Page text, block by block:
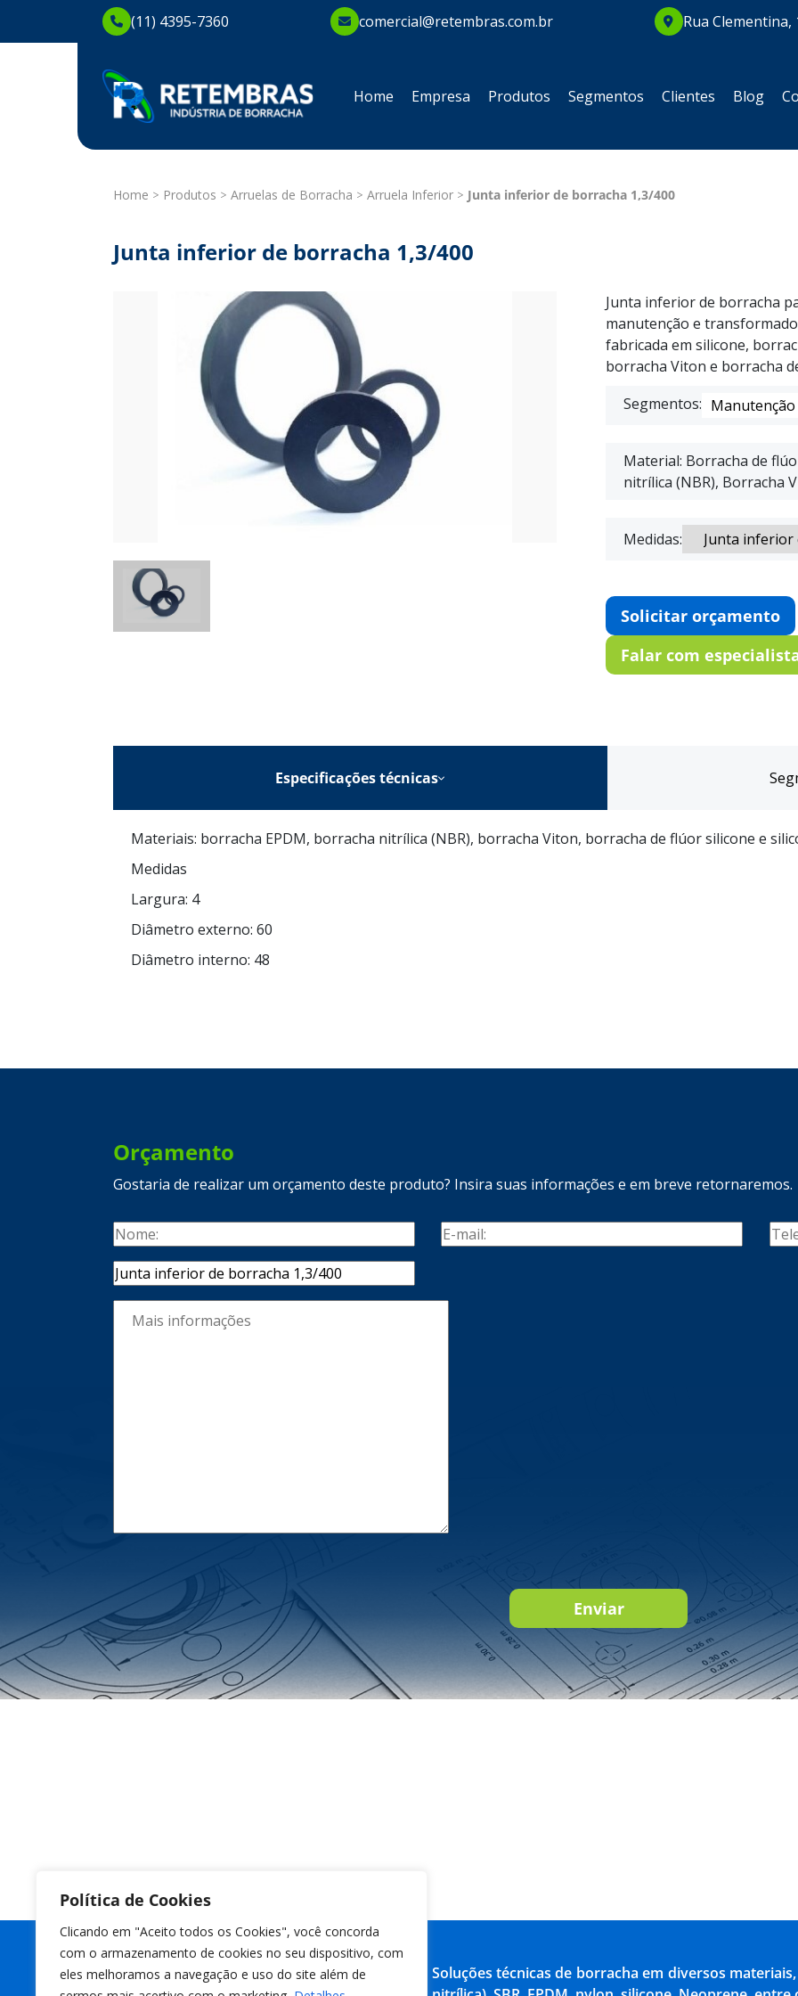
Política de Cookies
Clicando em "Aceito todos os Cookies", você concorda
com o armazenamento de cookies no seu dispositivo, com
eles melhoramos a navegação e uso do site além de
(11) 4395-7360 comercial@retembras.com.br Rua Clementina,
Home Empresa Produtos Segmentos Clientes Blog
Home Produtos Arruelas de Borracha Arruela Inferior Junta inferior de borracha 1,3/400
Junta inferior de borracha 1,3/400
Junta inferior de borracha
manutenção e
fabricada em silicone,
borracha Viton e borracha
Segmentos:
Material: Borracha de
nitrílica (NBR), Borracha
Medidas:
Solicitar orçamento
Falar com
Especificações técnicas
Materiais: borracha EPDM, borracha nitrílica (NBR), borracha Viton, borracha de flúor silicone e
Medidas
Largura: 4
Diâmetro externo: 60
Diâmetro interno: 48
Orçamento
Gostaria de realizar um orçamento deste produto? Insira suas informações e em breve retornaremos.
Enviar
Soluções técnicas de borracha em diversos